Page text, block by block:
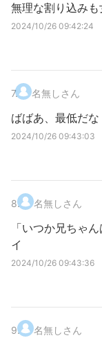
無理な割り込みも
2024/10/26 09:42:24
7. 名無しさん
ばばあ、最低だ
2024/10/26 09:43:03
8. 名無しさん
「いつか兄ちゃ
イ
2024/10/26 09:43:36
9. 名無しさん